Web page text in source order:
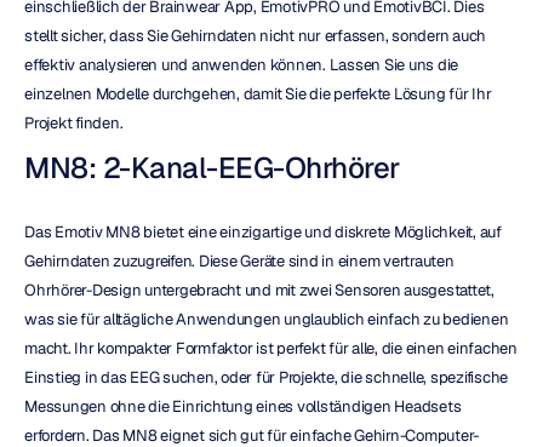
einschließlich der Brainwear App, EmotivPRO und EmotivBCI. Dies
stellt sicher, dass Sie Gehirndaten nicht nur erfassen, sondern auch
effektiv analysieren und anwenden können. Lassen Sie uns die
einzelnen Modelle durchgehen, damit Sie die perfekte Lösung für Ihr
Projekt finden.
MN8: 2-Kanal-EEG-Ohrhörer
Das Emotiv MN8 bietet eine einzigartige und diskrete Möglichkeit, auf
Gehirndaten zuzugreifen. Diese Geräte sind in einem vertrauten
Ohrhörer-Design untergebracht und mit zwei Sensoren ausgestattet,
was sie für alltägliche Anwendungen unglaublich einfach zu bedienen
macht. Ihr kompakter Formfaktor ist perfekt für alle, die einen einfachen
Einstieg in das EEG suchen, oder für Projekte, die schnelle, spezifische
Messungen ohne die Einrichtung eines vollständigen Headsets
erfordern. Das MN8 eignet sich gut für einfache Gehirn-Computer-